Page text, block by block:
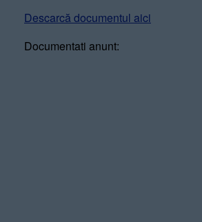
Descarcă documentul aici
Documentati anunt: